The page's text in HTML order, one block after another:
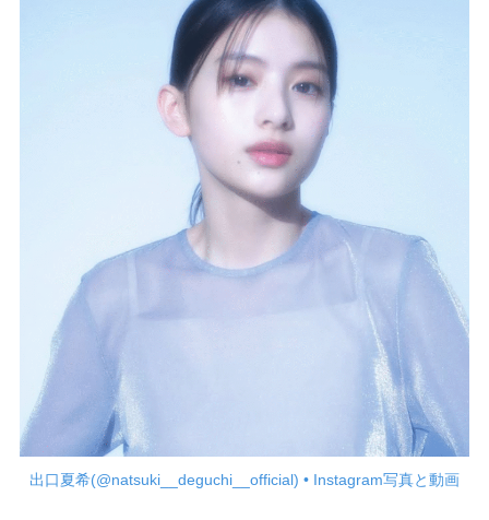
出口夏希(@natsuki__deguchi__official) • Instagram写真と動画